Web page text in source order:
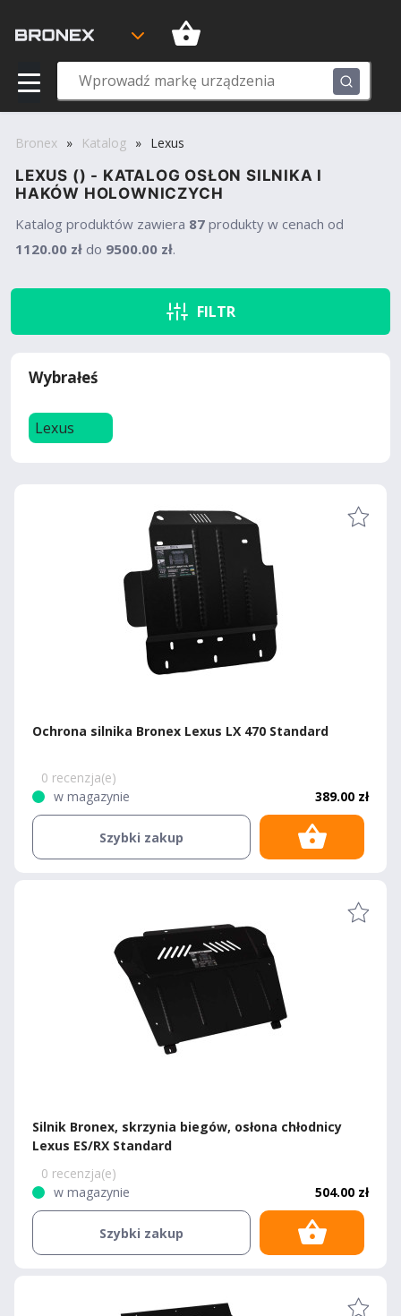
Bronex » Katalog » Lexus
LEXUS () - KATALOG OSŁON SILNIKA I
HAKÓW HOLOWNICZYCH
Katalog produktów zawiera 87 produkty w cenach od
1120.00 zł do 9500.00 zł.
FILTR
Wybrałeś
Lexus
Ochrona silnika Bronex Lexus LX 470 Standard
0 recenzja(e)
w magazynie
389.00 zł
Szybki zakup
Silnik Bronex, skrzynia biegów, osłona chłodnicy
Lexus ES/RX Standard
0 recenzja(e)
w magazynie
504.00 zł
Szybki zakup